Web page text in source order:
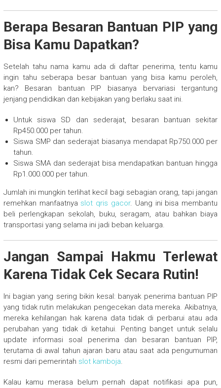
Berapa Besaran Bantuan PIP yang
Bisa Kamu Dapatkan?
Setelah tahu nama kamu ada di daftar penerima, tentu kamu
ingin tahu seberapa besar bantuan yang bisa kamu peroleh,
kan? Besaran bantuan PIP biasanya bervariasi tergantung
jenjang pendidikan dan kebijakan yang berlaku saat ini.
Untuk siswa SD dan sederajat, besaran bantuan sekitar
Rp450.000 per tahun.
Siswa SMP dan sederajat biasanya mendapat Rp750.000 per
tahun.
Siswa SMA dan sederajat bisa mendapatkan bantuan hingga
Rp1.000.000 per tahun.
Jumlah ini mungkin terlihat kecil bagi sebagian orang, tapi jangan
remehkan manfaatnya slot qris gacor. Uang ini bisa membantu
beli perlengkapan sekolah, buku, seragam, atau bahkan biaya
transportasi yang selama ini jadi beban keluarga.
Jangan Sampai Hakmu Terlewat
Karena Tidak Cek Secara Rutin!
Ini bagian yang sering bikin kesal: banyak penerima bantuan PIP
yang tidak rutin melakukan pengecekan data mereka. Akibatnya,
mereka kehilangan hak karena data tidak di perbarui atau ada
perubahan yang tidak di ketahui. Penting banget untuk selalu
update informasi soal penerima dan besaran bantuan PIP,
terutama di awal tahun ajaran baru atau saat ada pengumuman
resmi dari pemerintah slot kamboja.
Kalau kamu merasa belum pernah dapat notifikasi apa pun,